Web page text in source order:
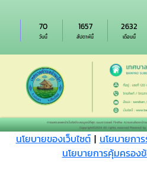
วันนี้
70
สัปดาห์นี้
1657
เดือนนี้
2632
นโยบายของเว็บไซต์| นโยบายกา
นโยบายการคุ้มครอ